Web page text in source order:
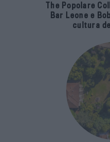
The Popolare
Bar Leone e
cultura